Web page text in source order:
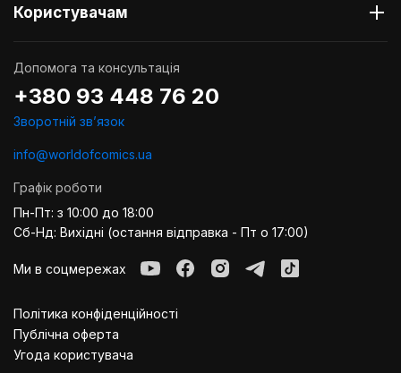
Користувачам
Допомога та консультація
+380 93 448 76 20
Зворотній звʼязок
info@worldofcomics.ua
Графік роботи
Пн-Пт: з 10:00 до 18:00
Сб-Нд: Вихідні (остання відправка - Пт о 17:00)
Ми в соцмережах
Політика конфіденційності
Публiчна оферта
Угода користувача